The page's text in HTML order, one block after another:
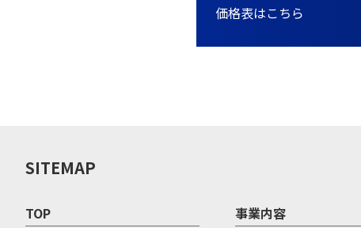
価格表はこちら
SITEMAP
TOP 事業内容